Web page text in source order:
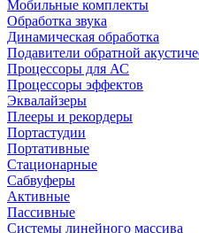
Мобильные комплекты
Обработка звука
Динамическая обработка
Подавители обратной
Процессоры для АС
Процессоры эффектов
Эквалайзеры
Плееры и рекордеры
Портастудии
Портативные
Стационарные
Сабвуферы
Активные
Пассивные
Системы линейного массива